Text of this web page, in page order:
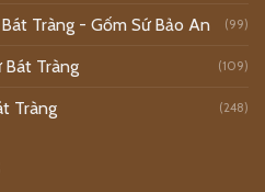
Tràng - Gốm Sứ Bảo An (99)
Bát Tràng (109)
Tràng (248)